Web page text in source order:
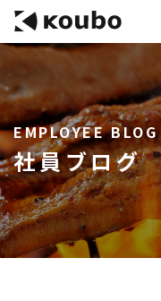
サービス
会社案内
実績紹介
採用情報
資料ダウンロード
EMPLOYEE BLOG
社員ブログ